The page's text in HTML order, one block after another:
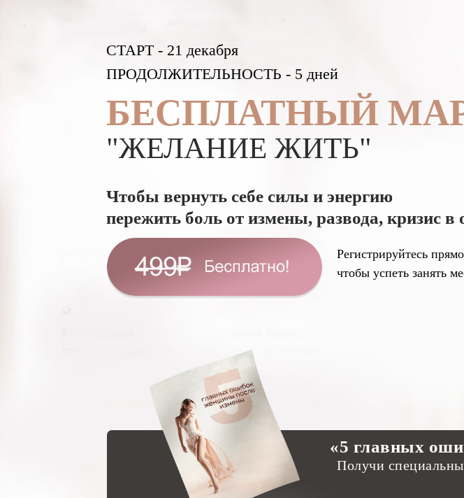
БЕСПЛАТНЫЙ
"ЖЕЛАНИЕ ЖИТЬ"
Чтобы вернуть себе силы и энергию
пережить боль от измены, развода, кризис в
СТАРТ - 21 декабря
ПРОДОЛЖИТЕЛЬНОСТЬ - 5 дней
Регистрируйтесь
чтобы успеть занять
Получи
«5 главных